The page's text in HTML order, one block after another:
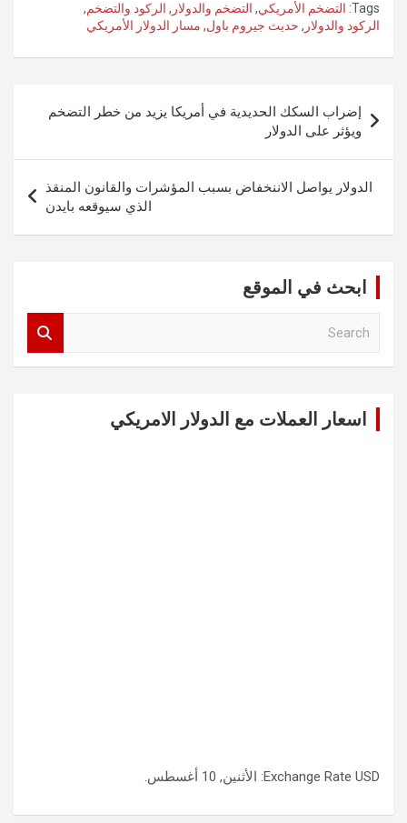
Tags: التضخم الأمريكي, التضخم والدولار , الركود والتضخم,
الركود والدولار , حديث جيروم باول, مسار الدولار الأمريكي
المقالات
إضراب السكك الحديدية في أمريكا يزيد من خطر التضخم
ويؤثر على الدولار
الدولار يواصل الاننخفاض بسبب المؤشرات والقانون المنقذ
الذي سيوقعه بايدن
ابحث في الموقع
اسعار العملات مع الدولار الامريكي
Exchange Rate USD : الأثنين, 10 أغسطس.